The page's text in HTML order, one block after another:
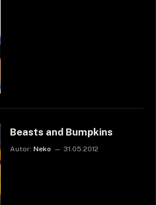
Beasts and Bumpkins
Autor: Neko 31.05.2012